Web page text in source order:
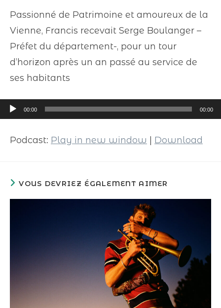
Passionné de Patrimoine et amoureux de la
Vienne, Francis recevait Serge Boulanger –
Préfet du département-, pour un tour
d’horizon après un an passé au service de
ses habitants
Lecteur
audio
00:00 00:00
Podcast: Play in new window Download
VOUS DEVRIEZ ÉGALEMENT AIMER